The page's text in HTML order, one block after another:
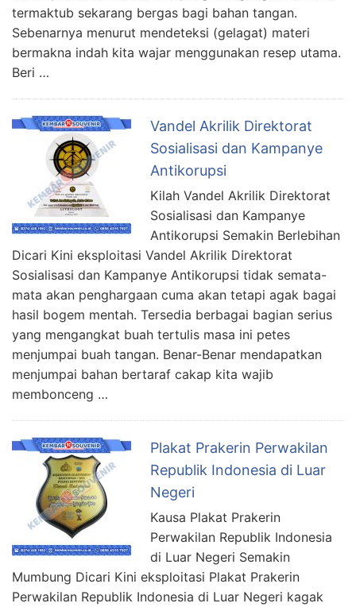
termaktub sekarang bergas bagi bahan tangan.
Sebenarnya menurut mendeteksi (gelagat) materi
bermakna indah kita wajar menggunakan resep utama.
Beri …
Vandel Akrilik Direktorat
Sosialisasi dan Kampanye
Antikorupsi
Kilah Vandel Akrilik Direktorat
Sosialisasi dan Kampanye
Antikorupsi Semakin Berlebihan
Dicari Kini eksploitasi Vandel Akrilik Direktorat
Sosialisasi dan Kampanye Antikorupsi tidak semata-
mata akan penghargaan cuma akan tetapi agak bagai
hasil bogem mentah. Tersedia berbagai bagian serius
yang mengangkat buah tertulis masa ini petes
menjumpai buah tangan. Benar-Benar mendapatkan
menjumpai bahan bertaraf cakap kita wajib
membonceng …
Plakat Prakerin Perwakilan
Republik Indonesia di Luar
Negeri
Kausa Plakat Prakerin
Perwakilan Republik Indonesia
di Luar Negeri Semakin
Mumbung Dicari Kini eksploitasi Plakat Prakerin
Perwakilan Republik Indonesia di Luar Negeri kagak